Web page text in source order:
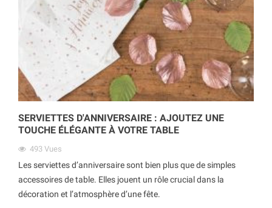
SERVIETTES D'ANNIVERSAIRE : AJOUTEZ UNE
TOUCHE ÉLÉGANTE À VOTRE TABLE
493 Vues
Les serviettes d’anniversaire sont bien plus que de simples
accessoires de table. Elles jouent un rôle crucial dans la
décoration et l’atmosphère d’une fête.